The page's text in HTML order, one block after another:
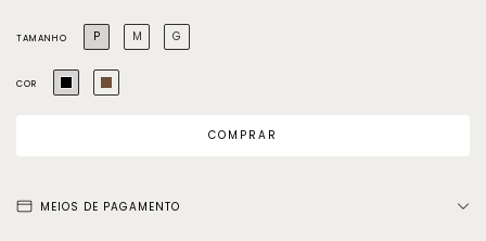
TAMANHO P M G
COR
MEIOS DE PAGAMENTO